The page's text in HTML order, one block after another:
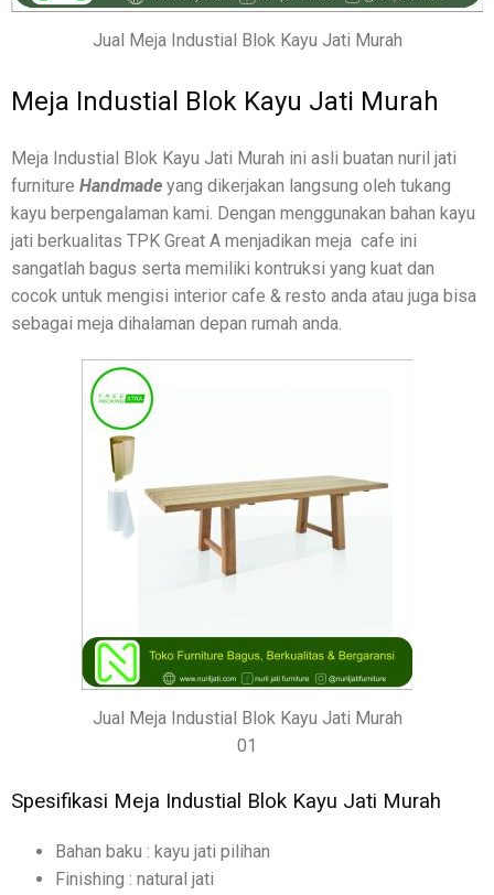
Jual Meja Industial Blok Kayu Jati Murah
Meja Industial Blok Kayu Jati Murah
Meja Industial Blok Kayu Jati Murah ini asli buatan nuril jati
furniture Handmade yang dikerjakan langsung oleh tukang
kayu berpengalaman kami. Dengan menggunakan bahan kayu
jati berkualitas TPK Great A menjadikan meja cafe ini
sangatlah bagus serta memiliki kontruksi yang kuat dan
cocok untuk mengisi interior cafe & resto anda atau juga bisa
sebagai meja dihalaman depan rumah anda.
Jual Meja Industial Blok Kayu Jati Murah
01
Spesifikasi Meja Industial Blok Kayu Jati Murah
Bahan baku : kayu jati pilihan
Finishing : natural jati